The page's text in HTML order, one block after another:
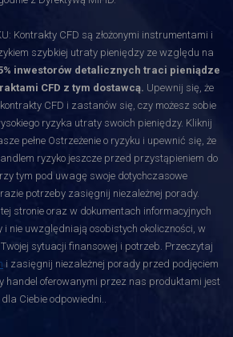
Kontrakty CFD są złożonymi instrumentami i
szybkiej utraty pieniędzy ze względu na
inwestorów detalicznych traci pieniądze
CFD z tym dostawcą. Upewnij się, że
CFD i zastanów się, czy możesz sobie
ryzyka utraty swoich pieniędzy. Kliknij
pełne Ostrzeżenie o ryzyku i upewnić się, że
ryzyko jeszcze przed przystąpieniem do
tym pod uwagę swoje dotychczasowe
potrzeby zasięgnij niezależnej porady.
stronie oraz w dokumentach informacyjnych
i nie uwzględniają osobistych okoliczności, w
sytuacji finansowej i potrzeb. Przeczytaj
i zasięgnij niezależnej porady przed podjęciem
handel oferowanymi przez nas produktami jest
dla Ciebie odpowiedni..